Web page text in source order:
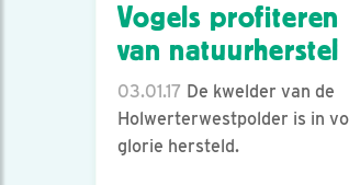
Vogels profiteren
van natuurherstel
03.01.17 De kwelder van de
Holwerterwestpolder is in
glorie hersteld.